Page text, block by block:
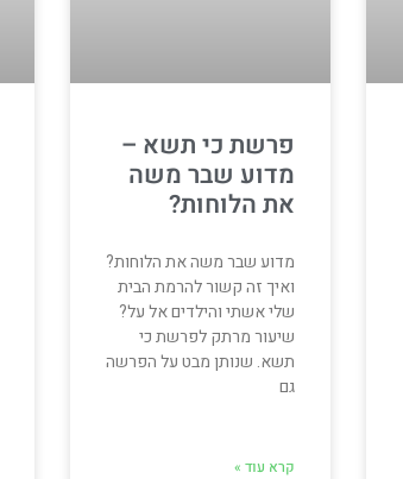
פרשת כי תשא –
מדוע שבר משה
את הלוחות?
מדוע שבר משה את הלוחות?
ואיך זה קשור להרמת הבית
שלי אשתי והילדים אל על?
שיעור מרתק לפרשת כי
תשא. שנותן מבט על הפרשה
גם
קרא עוד »